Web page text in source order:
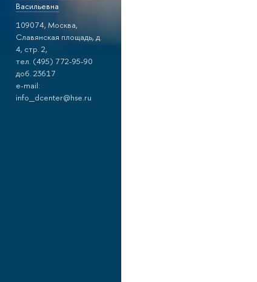
Васильевна
109074, Москва,
Славянская площадь, д.
4, стр. 2,
тел. (495) 772-95-90
доб. 23617
e-mail:
info_dcenter@hse.ru